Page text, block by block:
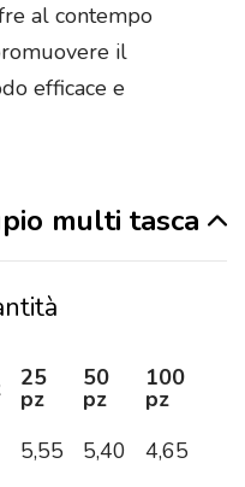
al contempo
il
efficace e
multi tasca
25
pz
50
pz
100
pz
5,55 5,40 4,65